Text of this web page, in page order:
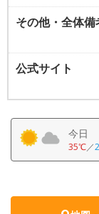
その他・全体備
公式サイト
今日
35℃／